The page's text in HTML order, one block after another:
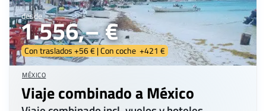
desde
1.556,– €
Con traslados +56 € | Con coche +421 €
MÉXICO
Viaje combinado a México